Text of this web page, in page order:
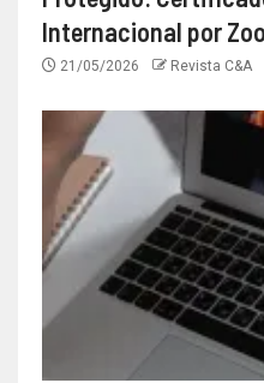
Internacional por
21/05/2026 Revista C&A